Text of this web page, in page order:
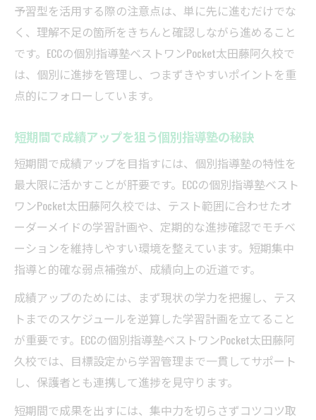
予習型を活用する際の注意点は、単に先に進むだけでな
く、理解不足の箇所をきちんと確認しながら進めること
です。ECCの個別指導塾ベストワンPocket太田藤阿久校で
は、個別に進捗を管理し、つまずきやすいポイントを重
点的にフォローしています。
短期間で成績アップを狙う個別指導塾の秘訣
短期間で成績アップを目指すには、個別指導塾の特性を
最大限に活かすことが肝要です。ECCの個別指導塾ベスト
ワンPocket太田藤阿久校では、テスト範囲に合わせたオ
ーダーメイドの学習計画や、定期的な進捗確認でモチベ
ーションを維持しやすい環境を整えています。短期集中
指導と的確な弱点補強が、成績向上の近道です。
成績アップのためには、まず現状の学力を把握し、テス
トまでのスケジュールを逆算した学習計画を立てること
が重要です。ECCの個別指導塾ベストワンPocket太田藤阿
久校では、目標設定から学習管理まで一貫してサポート
し、保護者とも連携して進捗を見守ります。
短期間で成果を出すには、集中力を切らさずコツコツ取